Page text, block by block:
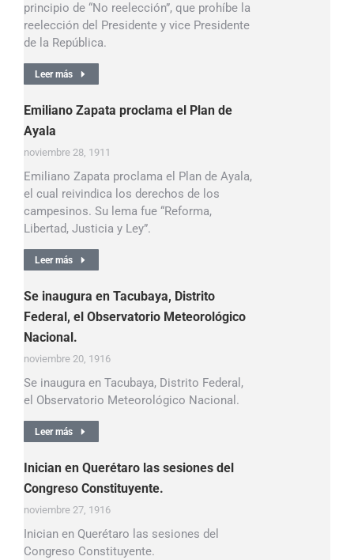
principio de “No reelección”, que prohíbe la
reelección del Presidente y vice Presidente
de la República.
Leer más
Emiliano Zapata proclama el Plan de
Ayala
noviembre 28, 1911
Emiliano Zapata proclama el Plan de Ayala,
el cual reivindica los derechos de los
campesinos. Su lema fue “Reforma,
Libertad, Justicia y Ley”.
Leer más
Se inaugura en Tacubaya, Distrito
Federal, el Observatorio Meteorológico
Nacional.
noviembre 20, 1916
Se inaugura en Tacubaya, Distrito Federal,
el Observatorio Meteorológico Nacional.
Leer más
Inician en Querétaro las sesiones del
Congreso Constituyente.
noviembre 27, 1916
Inician en Querétaro las sesiones del
Congreso Constituyente.